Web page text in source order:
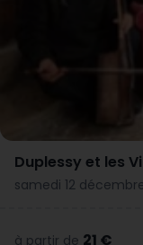
Duplessy et les
samedi 12
à partir de 21 €